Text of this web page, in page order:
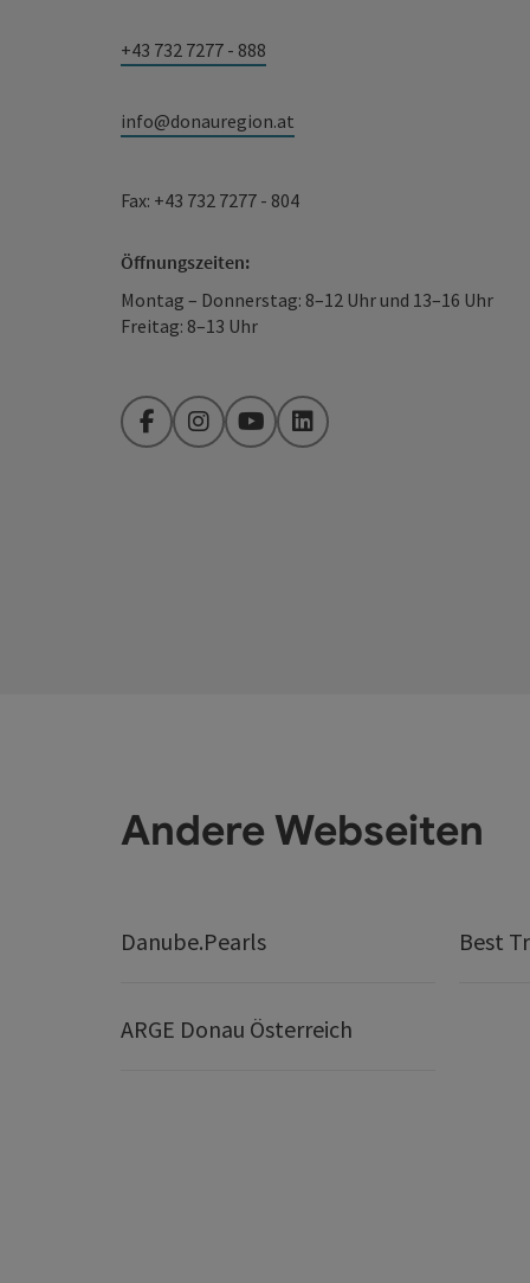
+43 732 7277 - 888
info@donauregion.at
Fax: +43 732 7277 - 804
Öffnungszeiten:
Montag – Donnerstag: 8–12 Uhr und 13–16 Uhr
Freitag: 8–13 Uhr
FacebookInstagramYouTubeLinkedIn
Andere Webseiten
Danube.Pearls Best
ARGE Donau Österreich